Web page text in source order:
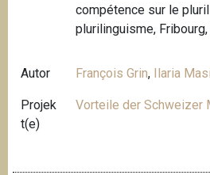
compétence sur le
plurilinguisme,
Autor François Grin, Ilaria
Projek
t(e)
Vorteile der Schweizer